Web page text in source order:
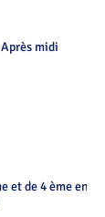
midi
et de 4 ème en